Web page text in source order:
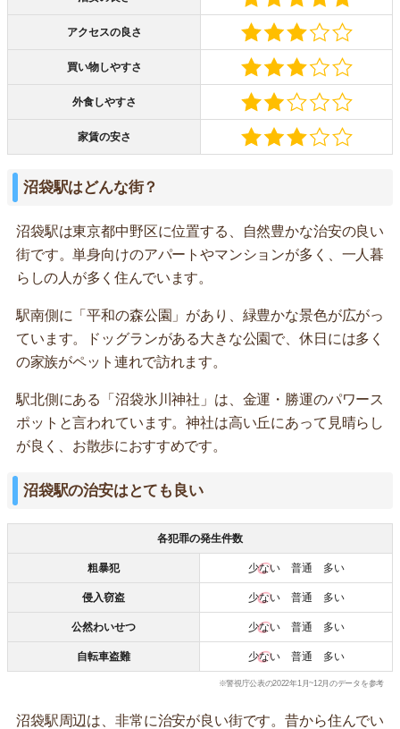
アクセスの良さ
買い物しやすさ
外食しやすさ
家賃の安さ
沼袋駅はどんな街？
沼袋駅は東京都中野区に位置する、自然豊かな治安の良い
街です。単身向けのアパートやマンションが多く、一人暮
らしの人が多く住んでいます。
駅南側に「平和の森公園」があり、緑豊かな景色が広がっ
ています。ドッグランがある大きな公園で、休日には多く
の家族がペット連れで訪れます。
駅北側にある「沼袋氷川神社」は、金運・勝運のパワース
ポットと言われています。神社は高い丘にあって見晴らし
が良く、お散歩におすすめです。
沼袋駅の治安はとても良い
各犯罪の発生件数
粗暴犯 少ない普通 多い
侵入窃盗 少ない普通 多い
公然わいせつ 少ない普通 多い
自転車盗難 少ない普通 多い
※警視庁公表の2022年1月~12月のデータを参考
沼袋駅周辺は、非常に治安が良い街です。昔から住んでい